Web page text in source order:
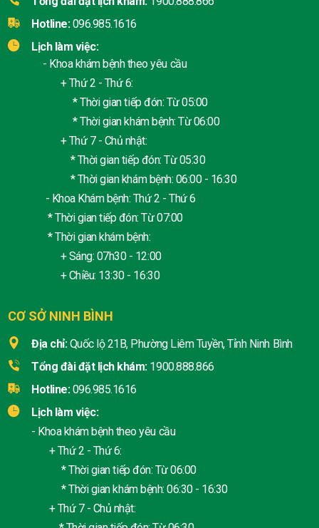
Hotline: 096.985.1616
Lịch làm việc:
- Khoa khám bệnh theo yêu cầu
+ Thứ 2 - Thứ 6:
* Thời gian tiếp đón: Từ 05:00
* Thời gian khám bệnh: Từ 06:00
+ Thứ 7 - Chủ nhật:
* Thời gian tiếp đón: Từ 05:30
* Thời gian khám bệnh: 06:00 - 16:30
- Khoa Khám bệnh: Thứ 2 - Thứ 6
* Thời gian tiếp đón: Từ 07:00
* Thời gian khám bệnh:
+ Sáng: 07h30 - 12:00
+ Chiều: 13:30 - 16:30
CƠ SỞ NINH BÌNH
Địa chỉ: Quốc lộ 21B, Phường Liêm Tuyền, Tỉnh Ninh Bình
Tổng đài đặt lịch khám: 1900.888.866
Hotline: 096.985.1616
Lịch làm việc:
- Khoa khám bệnh theo yêu cầu
+ Thứ 2 - Thứ 6:
* Thời gian tiếp đón: Từ 06:00
* Thời gian khám bệnh: 06:30 - 16:30
+ Thứ 7 - Chủ nhật: